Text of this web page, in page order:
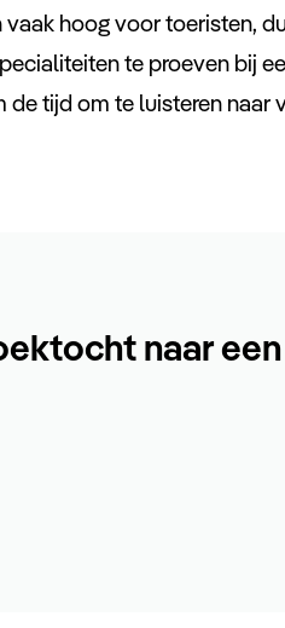
vaak hoog voor toeristen,
te proeven bij
de tijd om te luisteren naar
naar